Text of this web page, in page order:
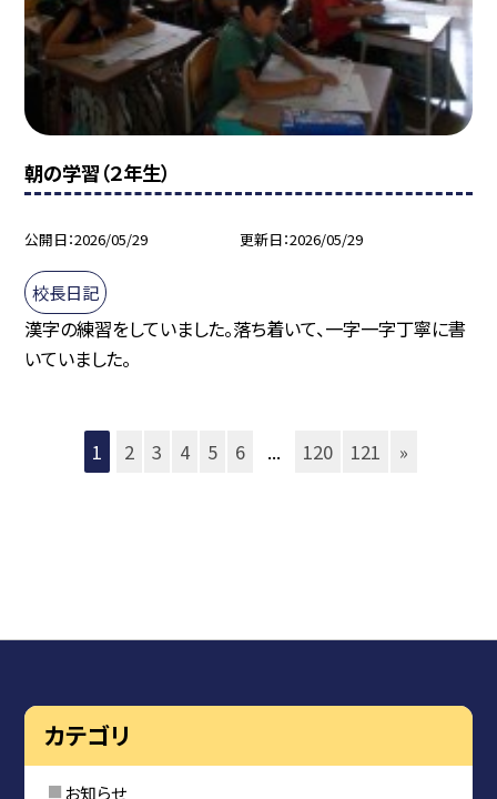
朝の学習（２年生）
公開日 2026/05/29 更新日 2026/05/29
校長日記
漢字の練習をしていました。落ち着いて、一字一字丁寧に書
いていました。
1 2 3 4 5 6 ... 120 121 »
カテゴリ
お知らせ